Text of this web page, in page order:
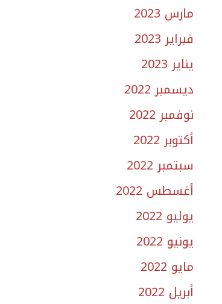
مارس 2023
فبراير 2023
يناير 2023
ديسمبر 2022
نوفمبر 2022
أكتوبر 2022
سبتمبر 2022
أغسطس 2022
يوليو 2022
يونيو 2022
مايو 2022
أبريل 2022